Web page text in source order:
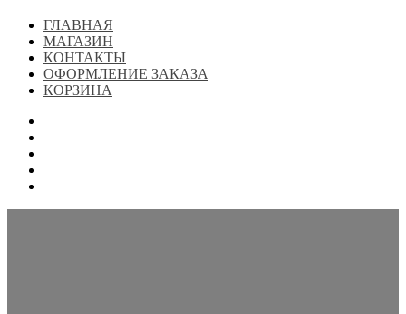
ГЛАВНАЯ
МАГАЗИН
КОНТАКТЫ
ОФОРМЛЕНИЕ ЗАКАЗА
КОРЗИНА